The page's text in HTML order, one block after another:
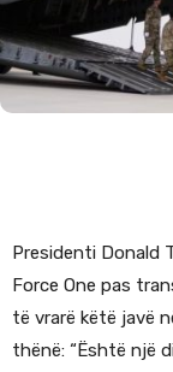
Presidenti Donald
Force One pas
të vrarë këtë javë
thënë: “Është një